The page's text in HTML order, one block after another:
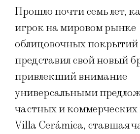
Прошло почти семь лет,
игрок на мировом рынке
облицовочных
представил свой новый
привлекший внимание
универсальными
частных и коммерческих
Villa Cerámica, ставшая